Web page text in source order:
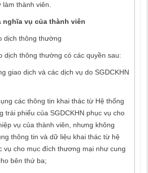
thành viên.
nghĩa vụ của thành viên
dịch thông thường
dịch thông thường có các quyền sau:
giao dịch và các dịch vụ do SGDCKHN
các thông tin khai thác từ Hệ thống
trái phiếu của SGDCKHN phục vụ cho
vụ của thành viên, nhưng không
thông tin và dữ liệu khai thác từ hệ
vụ cho mục đích thương mại như cung
bên thứ ba;